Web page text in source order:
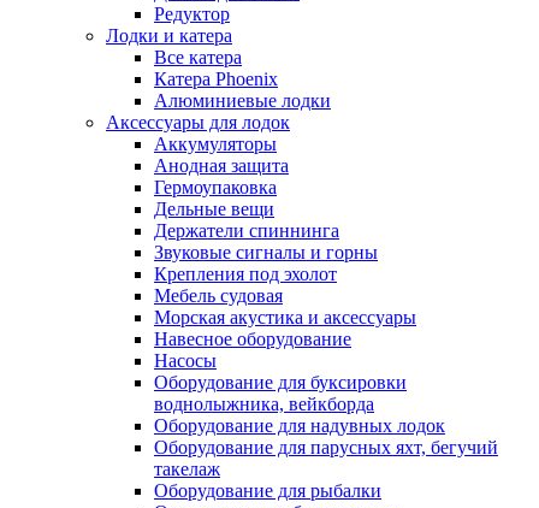
Редуктор
Лодки и катера
Все катера
Катера Phoenix
Алюминиевые лодки
Аксессуары для лодок
Аккумуляторы
Анодная защита
Гермоупаковка
Дельные вещи
Держатели спиннинга
Звуковые сигналы и горны
Крепления под эхолот
Мебель судовая
Морская акустика и аксессуары
Навесное оборудование
Насосы
Оборудование для буксировки
воднолыжника, вейкборда
Оборудование для надувных лодок
Оборудование для парусных яхт, бегучий
такелаж
Оборудование для рыбалки